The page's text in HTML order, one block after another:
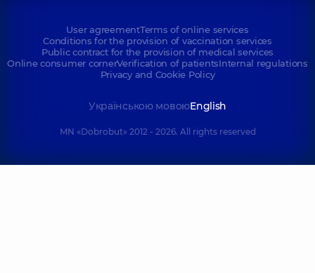
User agreementTerms of online services
Conditions for the provision of vaccination services
Public contract for the provision of medical services
Online consumer cornerVerification of patientsInternal regulations
Privacy and Cookie Policy
Українською мовоюEnglish
MN «Dobrobut» 2012 - 2026. All rights reserved